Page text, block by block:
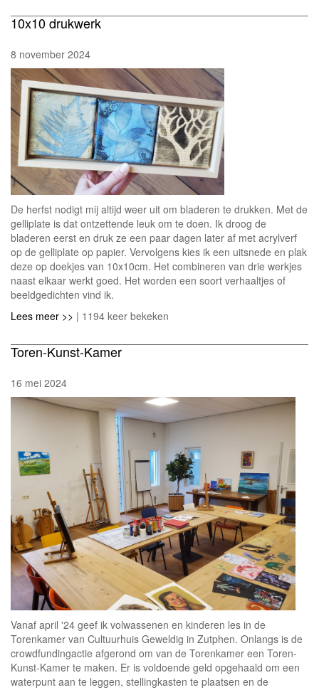
10x10 drukwerk
8 november 2024
De herfst nodigt mij altijd weer uit om bladeren te drukken. Met de
gelliplate is dat ontzettende leuk om te doen. Ik droog de
bladeren eerst en druk ze een paar dagen later af met acrylverf
op de gelliplate op papier. Vervolgens kies ik een uitsnede en plak
deze op doekjes van 10x10cm. Het combineren van drie werkjes
naast elkaar werkt goed. Het worden een soort verhaaltjes of
beeldgedichten vind ik.
Lees meer >> | 1194 keer bekeken
Toren-Kunst-Kamer
16 mei 2024
Vanaf april '24 geef ik volwassenen en kinderen les in de
Torenkamer van Cultuurhuis Geweldig in Zutphen. Onlangs is de
crowdfundingactie afgerond om van de Torenkamer een Toren-
Kunst-Kamer te maken. Er is voldoende geld opgehaald om een
waterpunt aan te leggen, stellingkasten te plaatsen en de